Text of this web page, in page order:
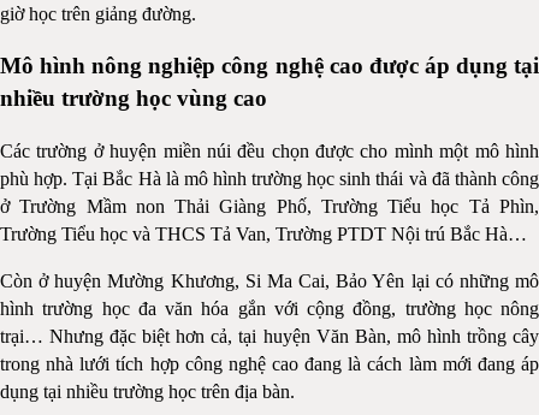
giờ học trên giảng đường.
Mô hình nông nghiệp công nghệ cao được áp dụng tại
nhiều trường học vùng cao
Các trường ở huyện miền núi đều chọn được cho mình một mô hình
phù hợp. Tại Bắc Hà là mô hình trường học sinh thái và đã thành công
ở Trường Mầm non Thải Giàng Phố, Trường Tiểu học Tả Phìn,
Trường Tiểu học và THCS Tả Van, Trường PTDT Nội trú Bắc Hà…
Còn ở huyện Mường Khương, Si Ma Cai, Bảo Yên lại có những mô
hình trường học đa văn hóa gắn với cộng đồng, trường học nông
trại… Nhưng đặc biệt hơn cả, tại huyện Văn Bàn, mô hình trồng cây
trong nhà lưới tích hợp công nghệ cao đang là cách làm mới đang áp
dụng tại nhiều trường học trên địa bàn.